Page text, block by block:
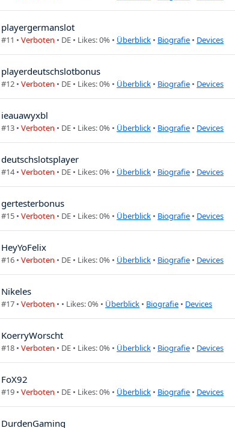
playergermanslot
#11 • Verboten • DE • Likes: 0% • Überblick • Biografie • Devices
playerdeutschslotbonus
#12 • Verboten • DE • Likes: 0% • Überblick • Biografie • Devices
ieauawyxbl
#13 • Verboten • DE • Likes: 0% • Überblick • Biografie • Devices
deutschslotsplayer
#14 • Verboten • DE • Likes: 0% • Überblick • Biografie • Devices
gertesterbonus
#15 • Verboten • DE • Likes: 0% • Überblick • Biografie • Devices
HeyYoFelix
#16 • Verboten • DE • Likes: 0% • Überblick • Biografie • Devices
Nikeles
#17 • Verboten • • Likes: 0% • Überblick • Biografie • Devices
KoerryWorscht
#18 • Verboten • DE • Likes: 0% • Überblick • Biografie • Devices
FoX92
#19 • Verboten • DE • Likes: 0% • Überblick • Biografie • Devices
DurdenGaming